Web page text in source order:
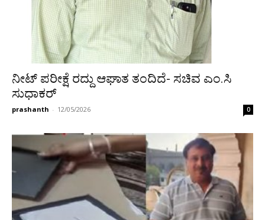
ನೀಟ್ ಪರೀಕ್ಷೆ ರದ್ದು ಆಘಾತ ತಂದಿದೆ- ಸಚಿವ ಎಂ.ಸಿ
ಸುಧಾಕರ್
prashanth - 12/05/2026 0